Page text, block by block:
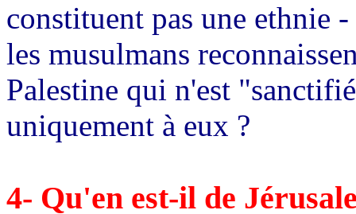
constituent pas une ethnie
les musulmans
Palestine qui n'est
uniquement à eux ?
4- Qu'en est-il de